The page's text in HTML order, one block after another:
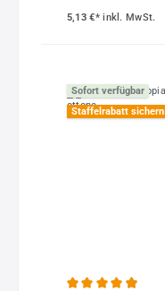
5,13 €*inkl. MwSt.
Sofort verfügbar
Staffelrabatt sichern